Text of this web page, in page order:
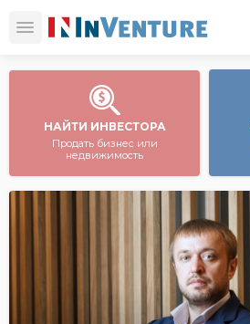
НАЙТИ ИНВЕСТОРА
Продать бизнес или
недвижимость